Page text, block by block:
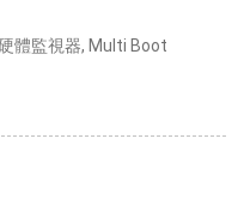
體監視器, Multi Boot